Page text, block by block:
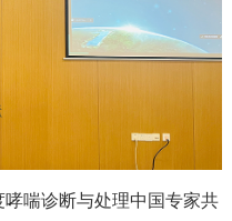
哮喘诊断与处理中国专家共